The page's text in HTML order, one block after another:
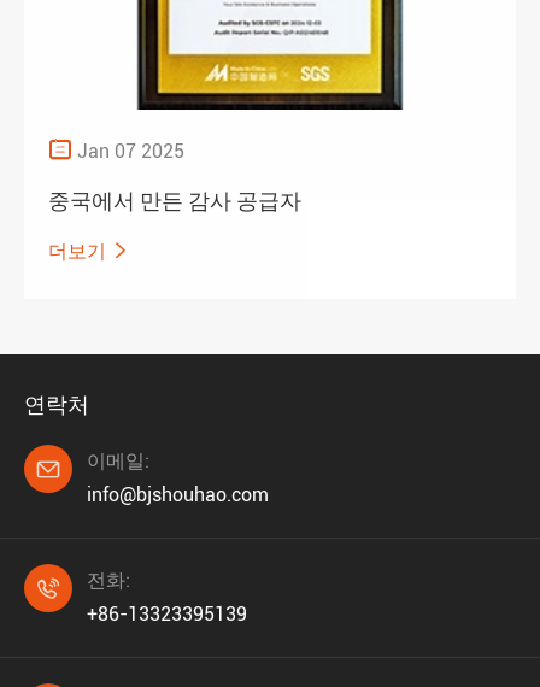
 Jan 07 2025
중국에서 만든 감사 공급자
더보기 
연락처

이메일:
info@bjshouhao.com

전화:
+86-13323395139